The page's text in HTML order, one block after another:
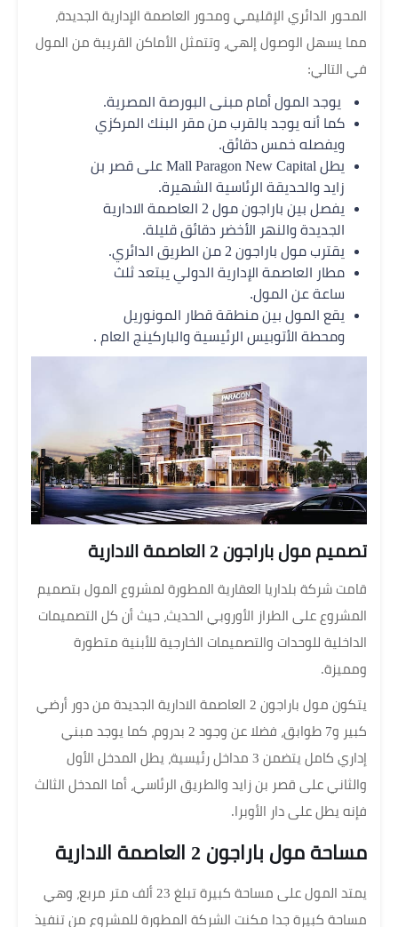
المحور الدائري الإقليمي ومحور العاصمة الإدارية الجديدة،
مما يسهل الوصول إلهي، وتتمثل الأماكن القريبة من المول
في التالي:
يوجد المول أمام مبنى البورصة المصرية.
كما أنه يوجد بالقرب من مقر البنك المركزي
ويفصله خمس دقائق.
يطل Mall Paragon New Capital على قصر بن
زايد والحديقة الرئاسية الشهيرة.
يفصل بين باراجون مول 2 العاصمة الادارية
الجديدة والنهر الأخضر دقائق قليلة.
يقترب مول باراجون 2 من الطريق الدائري.
مطار العاصمة الإدارية الدولي يبتعد ثلث
ساعة عن المول.
يقع المول بين منطقة قطار المونوريل
ومحطة الأتوبيس الرئيسية والباركينج العام .
تصميم مول باراجون 2 العاصمة الادارية
قامت شركة بلداريا العقارية المطورة لمشروع المول بتصميم
المشروع على الطراز الأوروبي الحديث، حيث أن كل التصميمات
الداخلية للوحدات والتصميمات الخارجية للأبنية متطورة
ومميزة.
يتكون مول باراجون 2 العاصمة الادارية الجديدة من دور أرضي
كبير و7 طوابق، فضلا عن وجود 2 بدروم، كما يوجد مبني
إداري كامل يتضمن 3 مداخل رئيسية، يطل المدخل الأول
والثاني على قصر بن زايد والطريق الرئاسي، أما المدخل الثالث
فإنه يطل على دار الأوبرا.
مساحة مول باراجون 2 العاصمة الادارية
يمتد المول على مساحة كبيرة تبلغ 23 ألف متر مربع، وهي
مساحة كبيرة جدا مكنت الشركة المطورة للمشروع من تنفيذ